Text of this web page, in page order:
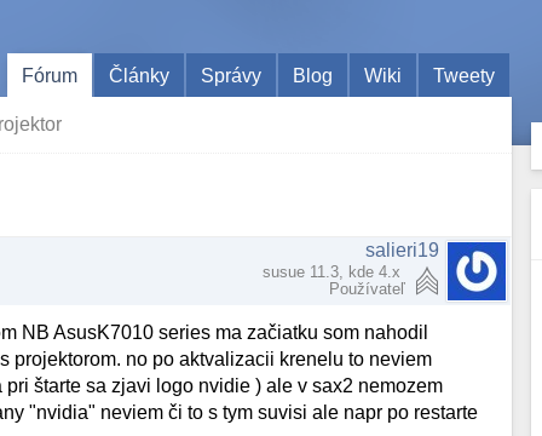
Fórum Články Správy Blog Wiki Tweety
salieri19
susue 11.3, kde 4.x
Používateľ
NB AsusK7010 series ma začiatku som nahodil
projektorom. no po aktvalizacii krenelu to neviem
štarte sa zjavi logo nvidie ) ale v sax2 nemozem
"nvidia" neviem či to s tym suvisi ale napr po restarte